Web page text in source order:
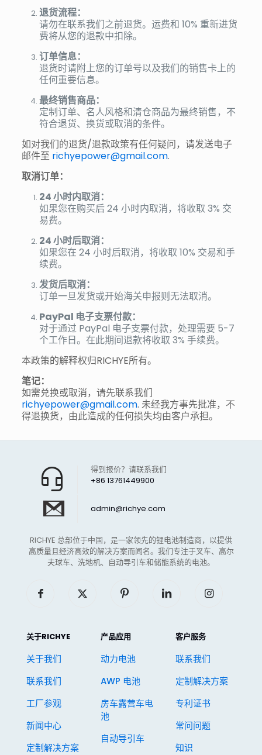
退货流程：
请勿在联系我们之前退货。运费和 10% 重新进货
费将从您的退款中扣除。
订单信息：
退货时请附上您的订单号以及我们的销售卡上的
任何重要信息。
最终销售商品：
定制订单、名人风格和清仓商品为最终销售，不
符合退货、换货或取消的条件。
如对我们的退货/退款政策有任何疑问，请发送电子
邮件至 richyepower@gmail.com.
取消订单：
24 小时内取消：
如果您在购买后 24 小时内取消，将收取 3% 交
易费。
24 小时后取消：
如果您在 24 小时后取消，将收取 10% 交易和手
续费。
发货后取消：
订单一旦发货或开始海关申报则无法取消。
PayPal 电子支票付款：
对于通过 PayPal 电子支票付款，处理需要 5-7
个工作日。在此期间退款将收取 3% 手续费。
本政策的解释权归RICHYE所有。
笔记：
如需兑换或取消，请先联系我们
richyepower@gmail.com. 未经我方事先批准，不
得退换货，由此造成的任何损失均由客户承担。
+86 13761449900
得到报价？请联系我们
admin@richye.com
RICHYE 总部位于中国，是一家领先的锂电池制造商，以提供
高质量且经济高效的解决方案而闻名。我们专注于叉车、高尔
夫球车、洗地机、自动导引车和储能系统的电池。
关于RICHYE
关于我们
联系我们
工厂参观
新闻中心
定制解决方案
产品应用
动力电池
AWP 电池
房车露营车电
池
自动导引车
客户服务
联系我们
定制解决方案
专利证书
常问问题
知识